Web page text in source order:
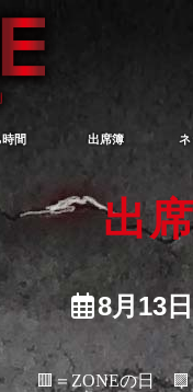
間 出席簿 ネ
出
8月13
🟥＝ZONEの日 🟪